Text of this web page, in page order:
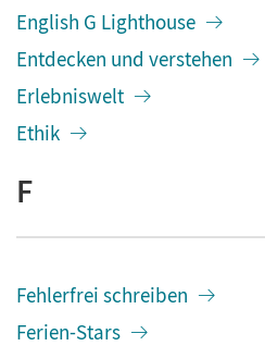
English G Lighthouse
Entdecken und verstehen
Erlebniswelt
Ethik
F
Fehlerfrei schreiben
Ferien-Stars